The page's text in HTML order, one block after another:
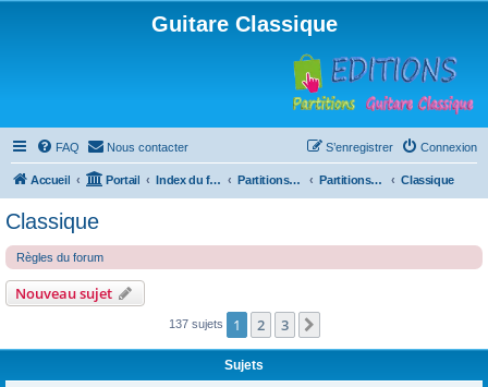
Guitare Classique
FAQ Nous contacter Connexion
S’enregistrer
Accueil Portail Index du forum Partitions pour guitare en libre téléchargement Partitions classées par compositeur Classique
Classique
Règles du forum
Nouveau sujet
137 sujets 1 2 3
Sujets